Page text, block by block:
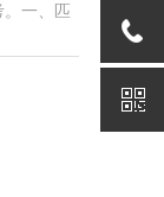
一、匹